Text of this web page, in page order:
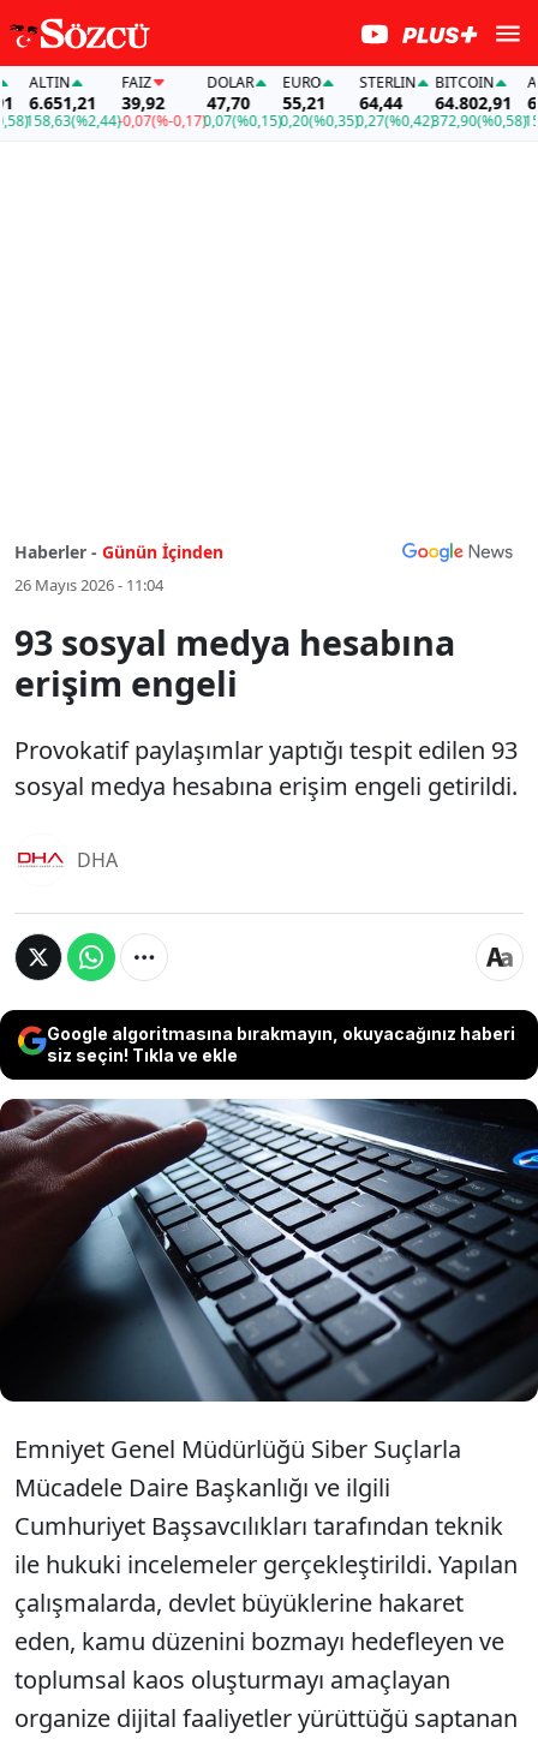
ALTIN
6.651,21
158,63(%2,44)
FAİZ
39,92
-0,07(%-0,17)
DOLAR
47,70
0,07(%0,15)
EURO
55,21
0,20(%0,35)
STERLIN
64,44
0,27(%0,42)
BITCOIN
64.802,91
372,90(%0,58)
Haberler - Günün İçinden
26 Mayıs 2026 - 11:04
93 sosyal medya hesabına
erişim engeli
Provokatif paylaşımlar yaptığı tespit edilen 93
sosyal medya hesabına erişim engeli getirildi.
DHA
Google algoritmasına bırakmayın, okuyacağınız haberi
siz seçin! Tıkla ve ekle
Provokatif paylaşımlar yaptığı
tespit edilen 93 sosyal medya
hesabına erişim engeli getirildi.
Emniyet Genel Müdürlüğü Siber Suçlarla
Mücadele Daire Başkanlığı ve ilgili
Cumhuriyet Başsavcılıkları tarafından teknik
ile hukuki incelemeler gerçekleştirildi. Yapılan
çalışmalarda, devlet büyüklerine hakaret
eden, kamu düzenini bozmayı hedefleyen ve
toplumsal kaos oluşturmayı amaçlayan
organize dijital faaliyetler yürüttüğü saptanan